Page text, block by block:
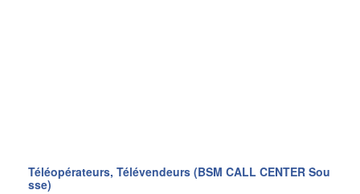
Téléopérateurs, Télévendeurs (BSM CALL CENTER Sou
sse)